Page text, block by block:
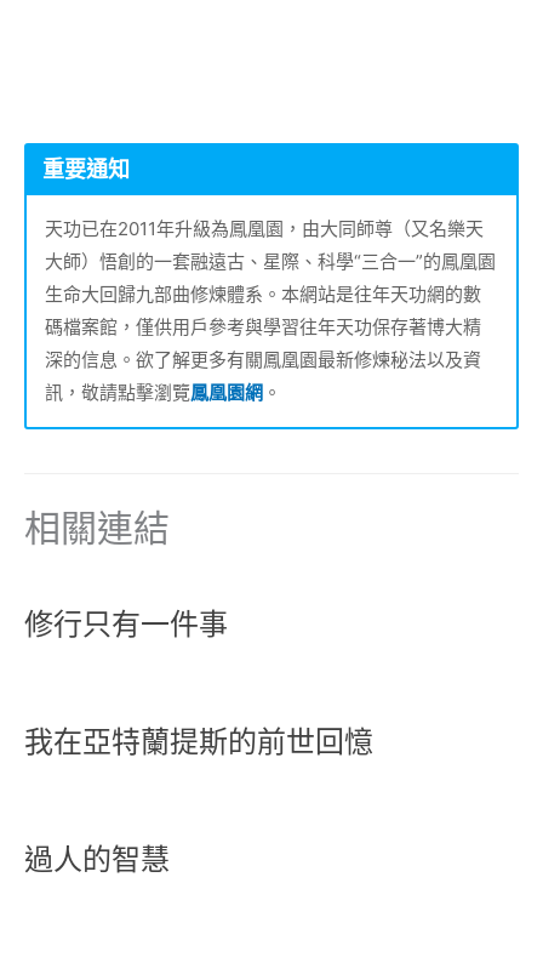
重要通知
天功已在2011年升級為鳳凰園，由大同師尊（又名樂天
大師）悟創的一套融遠古、星際、科學“三合一”的鳳凰園
生命大回歸九部曲修煉體系。本網站是往年天功網的數
碼檔案館，僅供用戶參考與學習往年天功保存著博大精
深的信息。欲了解更多有關鳳凰園最新修煉秘法以及資
訊，敬請點擊瀏覽鳳凰園網 。
相關連結
修行只有一件事
我在亞特蘭提斯的前世回憶
過人的智慧